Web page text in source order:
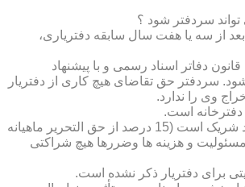
سردفتر شود ؟
بعد از سه یا هفت سال سابقه دفتریاری،
قانون دفاتر اسناد رسمی و با پیشنهاد
سردفتر حق تقاضای هیچ کاری از دفتریار
وی را ندارد.
دفترخانه است.
دفتریار فقط در درآمد شریک است (15 درصد از حق التحریر ماهیانه
مسئولیت و هزینه ها وضررها هیچ شراکتی
برای دفتریار ذکر نشده است.